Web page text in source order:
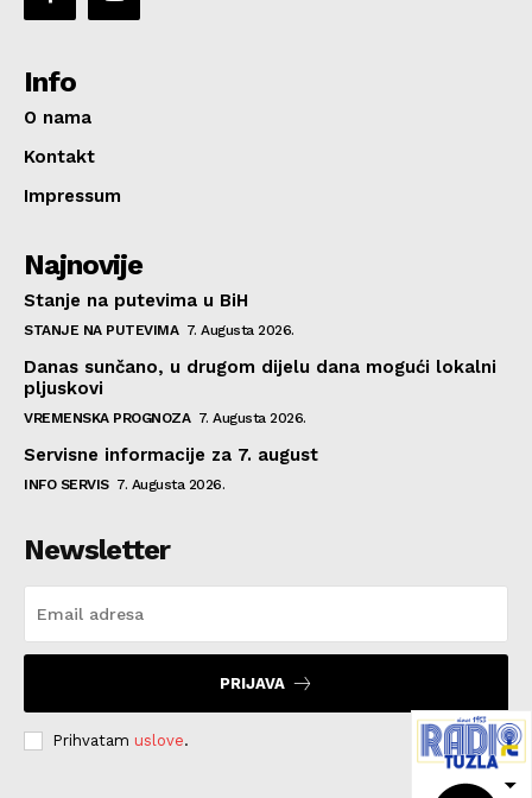
Info
O nama
Kontakt
Impressum
Najnovije
Stanje na putevima u BiH
STANJE NA PUTEVIMA 7. Augusta 2026.
Danas sunčano, u drugom dijelu dana mogući lokalni
pljuskovi
VREMENSKA PROGNOZA 7. Augusta 2026.
Servisne informacije za 7. august
INFO SERVIS 7. Augusta 2026.
Newsletter
PRIJAVA
Prihvatam uslove.